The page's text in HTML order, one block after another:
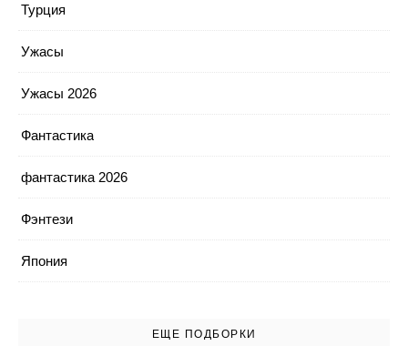
Турция
Ужасы
Ужасы 2026
Фантастика
фантастика 2026
Фэнтези
Япония
ЕЩЕ ПОДБОРКИ